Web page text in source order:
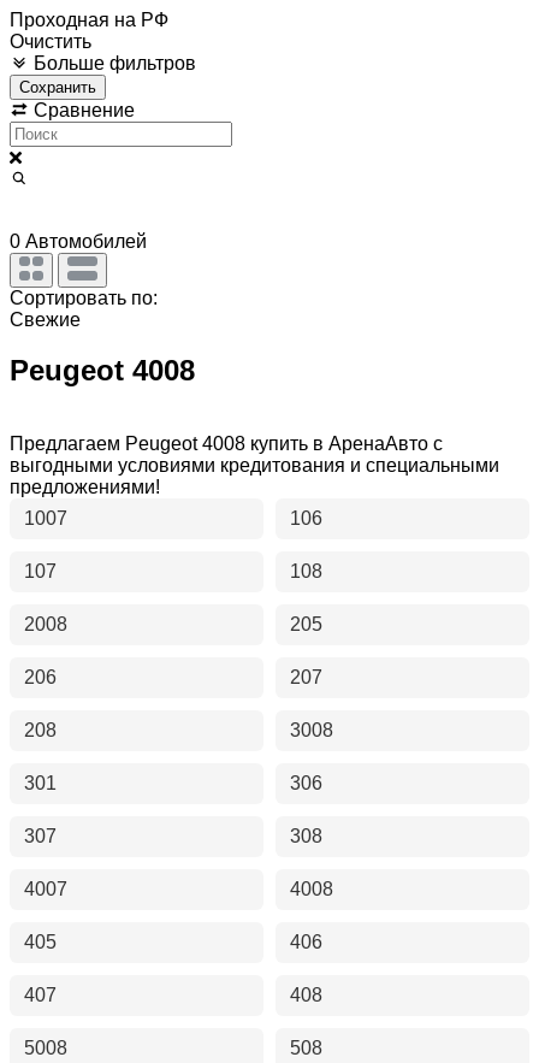
Проходная на РФ
Очистить
Больше фильтров
Сохранить
Сравнение
0 Автомобилей
Сортировать по:
Свежие
Peugeot 4008
Предлагаем Peugeot 4008 купить в АренаАвто с
выгодными условиями кредитования и специальными
предложениями!
1007
106
107 108
2008 205
206 207
208 3008
301 306
307 308
4007 4008
405 406
407 408
5008 508